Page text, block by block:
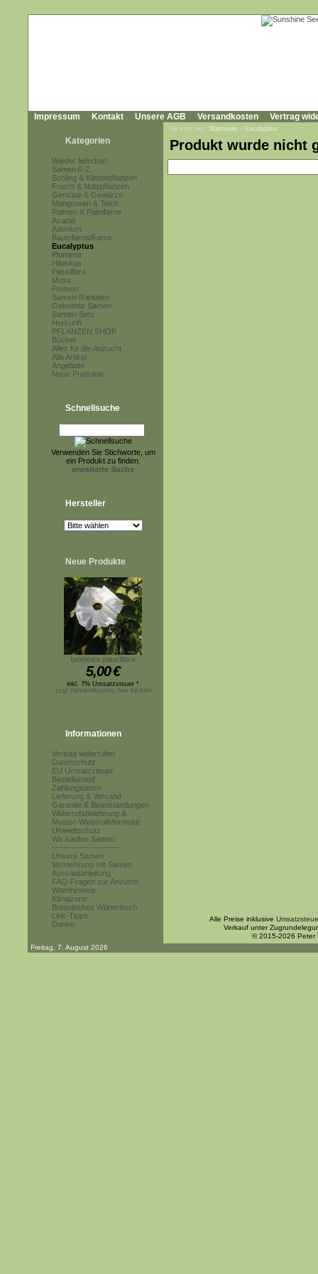
Impressum Kontakt Unsere AGB Versandkosten Vertrag
Kategorien
Wieder lieferbar!
Samen A-Z
Schling & Kletterpflanzen
Frucht & Nutzpflanzen
Gemüse & Gewürze
Mangroven & Teich
Palmen & Palmfarne
Acacia
Adenium
Baumfarne/Farne
Eucalyptus
Plumeria
Hibiskus
Passiflora
Musa
Proteen
Samen-Raritäten
Gekeimte Samen
Samen-Sets
Herkunft
PFLANZEN SHOP
Bücher
Alles für die Anzucht
Alle Artikel
Angebote
Neue Produkte
Schnellsuche
Verwenden Sie Stichworte, um
ein Produkt zu finden.
erweiterte Suche
Hersteller
Neue Produkte
Ipomoea pauciflora
5,00€
inkl. 7% Umsatzsteuer *
zzgl.Versandkosten, hier klicken
Informationen
Vertrag widerrufen
Datenschutz
EU Umsatzsteuer
Bestellablauf
Zahlungsarten
Lieferung & Versand
Garantie & Beanstandungen
Widerrufsbelehrung &
Muster-Widerrufsformular
Umweltschutz
Wir kaufen Samen
------------------------
Unsere Samen
Vermehrung mit Samen
Aussaatanleitung
FAQ-Fragen zur Anzucht
Warnhinweis
Klimazone
Botanisches Wörterbuch
Link-Tipps
Danke
Sie sind hier: Startseite » Eucalyptus
Produkt wurde nicht
Alle Preise inklusive
Verkauf unter
© 2015-2026 Peter
Freitag, 7. August 2026